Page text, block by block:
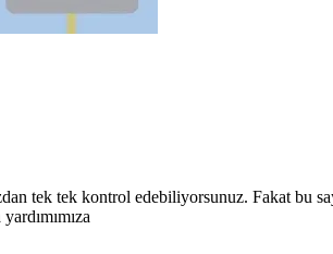
tek tek kontrol edebiliyorsunuz. Fakat bu